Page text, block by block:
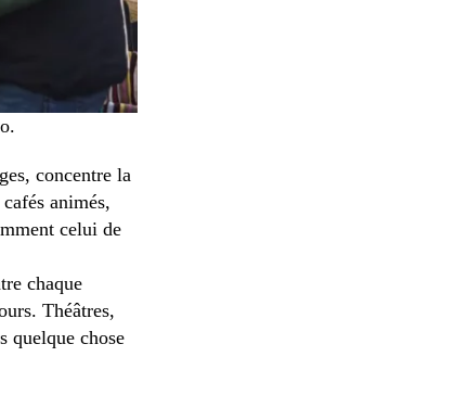
concentre la
animés,
celui de
chaque
Théâtres,
quelque chose